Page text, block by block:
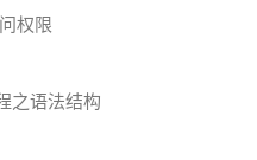
权限
之语法结构